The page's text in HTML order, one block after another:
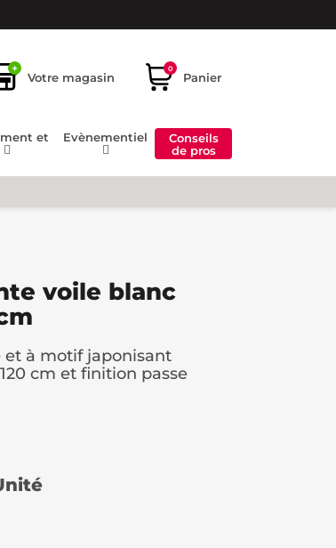
+
Votre magasin
0
Panier
et
Evènementiel
Conseils
de pros
voile blanc
et à motif japonisant
cm et finition passe